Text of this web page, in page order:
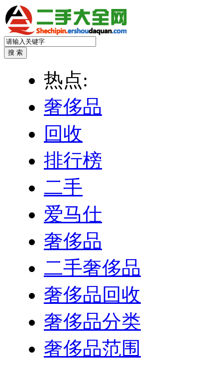
热点:
奢侈品
回收
排行榜
二手
爱马仕
奢侈品
二手奢侈品
奢侈品回收
奢侈品分类
奢侈品范围